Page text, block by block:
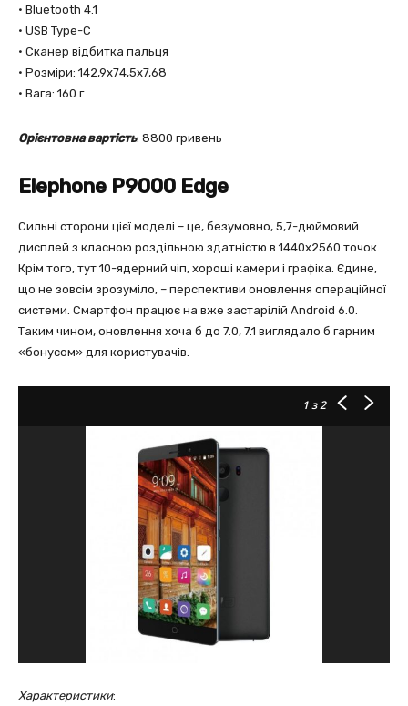
• Bluetooth 4.1
• USB Type-C
• Сканер відбитка пальця
• Розміри: 142,9х74,5х7,68
• Вага: 160 г
Орієнтовна вартість: 8800 гривень
Elephone P9000 Edge
Сильні сторони цієї моделі – це, безумовно, 5,7-дюймовий
дисплей з класною роздiльною здатнiстю в 1440х2560 точок.
Крім того, тут 10-ядерний чіп, хороші камери і графіка. Єдине,
що не зовсім зрозуміло, – перспективи оновлення операційної
системи. Смартфон працює на вже застарілiй Android 6.0.
Таким чином, оновлення хоча б до 7.0, 7.1 виглядало б гарним
«бонусом» для користувачів.
1з 2
Характеристики: